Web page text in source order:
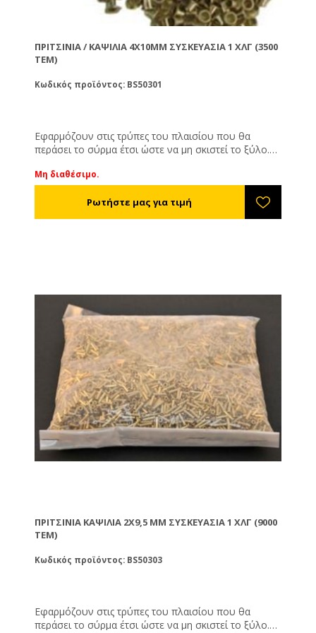
ΠΡΙΤΣΊΝΙΑ / ΚΑΨΊΛΙΑ 4X10MM ΣΥΣΚΕΥΑΣΊΑ 1 ΧΛΓ (3500
ΤΕΜ)
Κωδικός προϊόντος: BS50301
Εφαρμόζουν στις τρύπες του πλαισίου που θα
περάσει το σύρμα έτσι ώστε να μη σκιστεί το ξύλο.
λόγω του βάρους της κηρήθρας έχει την τάση να
και η κηρήθρα καταστρέφεται.
Μη διαθέσιμο.
ΠΡΙΤΣΊΝΙΑ ΚΑΨΊΛΙΑ 2X9,5 MM ΣΥΣΚΕΥΑΣΊΑ 1 ΧΛΓ (9000
ΤΕΜ)
Κωδικός προϊόντος: BS50303
Εφαρμόζουν στις τρύπες του πλαισίου που θα
περάσει το σύρμα έτσι ώστε να μη σκιστεί το ξύλο.